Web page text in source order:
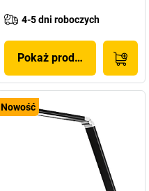
4-5 dni roboczych
Pokaż produkt
Nowość